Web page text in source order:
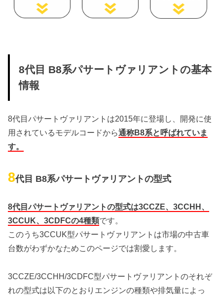
8代目 B8系パサートヴァリアントの基本
情報
8代目パサートヴァリアントは2015年に登場し、開発に使
用されているモデルコードから通称B8系と呼ばれていま
す。
8代目 B8系パサートヴァリアントの型式
8代目パサートヴァリアントの型式は3CCZE、3CCHH、
3CCUK、3CDFCの4種類です。
このうち3CCUK型パサートヴァリアントは市場の中古車
台数がわずかなためこのページでは割愛します。
3CCZE/3CCHH/3CDFC型パサートヴァリアントのそれぞ
れの型式は以下のとおりエンジンの種類や排気量によっ